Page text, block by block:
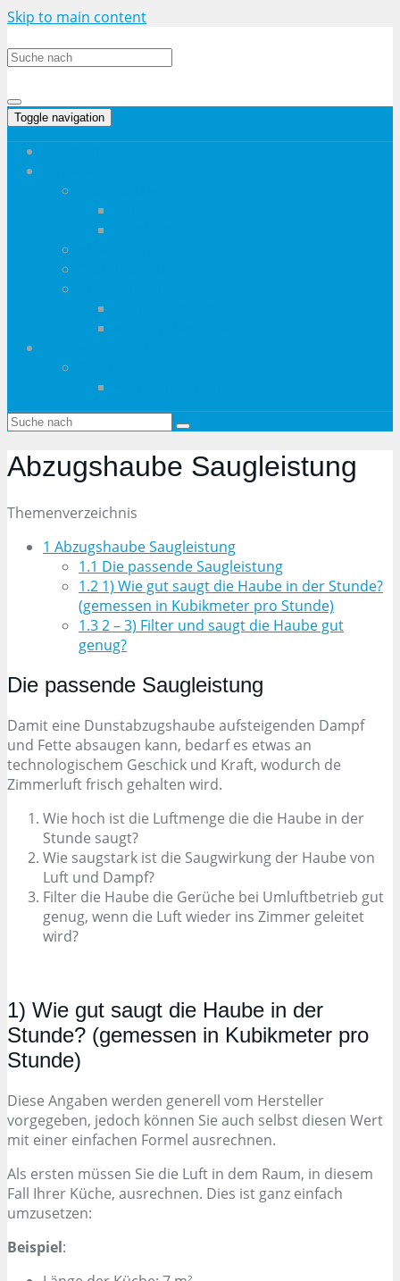
Skip to main content
Toggle navigation
Abzugshaube Saugleistung
Themenverzeichnis
1 Abzugshaube Saugleistung
1.1 Die passende Saugleistung
1.2 1) Wie gut saugt die Haube in der Stunde?
(gemessen in Kubikmeter pro Stunde)
1.32 – 3) Filter und saugt die Haube gut
genug?
Die passende Saugleistung
Damit eine Dunstabzugshaube aufsteigenden Dampf
und Fette absaugen kann, bedarf es etwas an
technologischem Geschick und Kraft, wodurch de
Zimmerluft frisch gehalten wird.
Wie hoch ist die Luftmenge die die Haube in der
Stunde saugt?
Wie saugstark ist die Saugwirkung der Haube von
Luft und Dampf?
Filter die Haube die Gerüche bei Umluftbetrieb gut
genug, wenn die Luft wieder ins Zimmer geleitet
wird?
1) Wie gut saugt die Haube in der
Stunde? (gemessen in Kubikmeter pro
Stunde)
Diese Angaben werden generell vom Hersteller
vorgegeben, jedoch können Sie auch selbst diesen Wert
mit einer einfachen Formel ausrechnen.
Als ersten müssen Sie die Luft in dem Raum, in diesem
Fall Ihrer Küche, ausrechnen. Dies ist ganz einfach
umzusetzen:
Beispiel: